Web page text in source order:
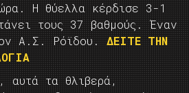
Η θύελλα κέρδισε 3-1
τους 37 βαθμούς. Έναν
Α.Σ. Ρόϊδου.
ΔΕΙΤΕ ΤΗΝ
αυτά τα θλιβερά,